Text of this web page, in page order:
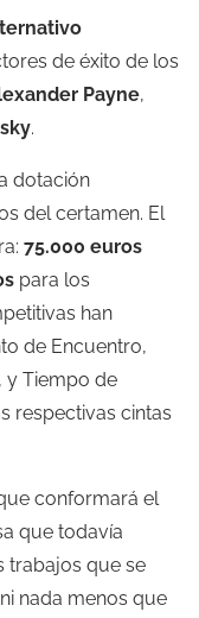
de éxito de los
Payne,
.
dotación
del certamen. El
75.000 euros
para los
han
de Encuentro,
, y Tiempo de
respectivas cintas
conformará el
que todavía
trabajos que se
nada menos que